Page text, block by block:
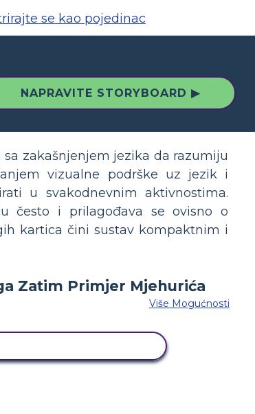
se kao pojedinac
NAPRAVITE STORYBOARD ▶
zakašnjenjem jezika da razumiju
vizualne podrške uz jezik i
u svakodnevnim aktivnostima.
često i prilagođava se ovisno o
kartica čini sustav kompaktnim i
Više Mogućnosti